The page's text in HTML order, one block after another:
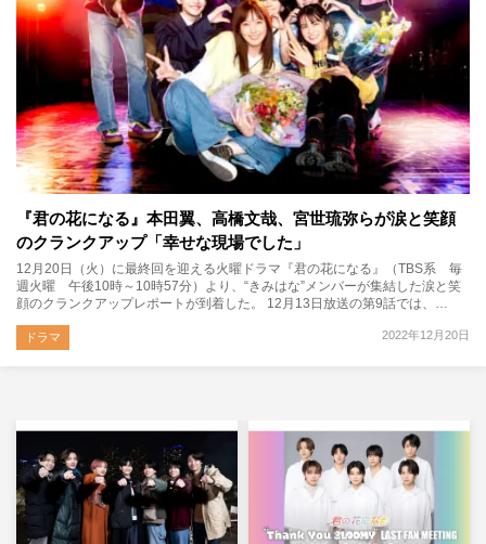
『君の花になる』本田翼、高橋文哉、宮世琉弥らが涙と笑顔
のクランクアップ「幸せな現場でした」
12月20日（火）に最終回を迎える火曜ドラマ『君の花になる』（TBS系 毎
週火曜 午後10時～10時57分）より、“きみはな”メンバーが集結した涙と笑
顔のクランクアップレポートが到着した。 12月13日放送の第9話では、…
2022年12月20日
ドラマ